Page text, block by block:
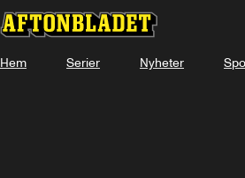
Hem Serier Nyheter